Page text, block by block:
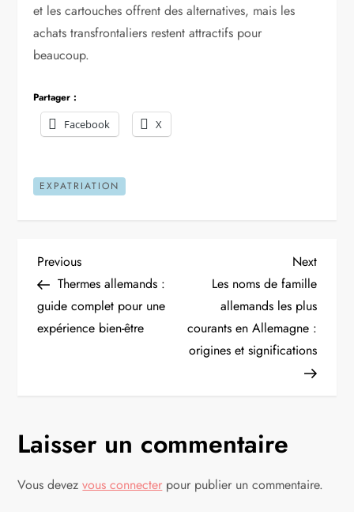
et les cartouches offrent des alternatives, mais les
achats transfrontaliers restent attractifs pour
beaucoup.
Partager :
Facebook
X
EXPATRIATION
N
a
v
a
t
Previous
Post
Previous
Thermes allemands :
guide complet pour une
expérience bien-être
Next
Post
Next
Les noms de famille
allemands les plus
courants en Allemagne :
origines et significations
Laisser un commentaire
Vous devezvous connecter pour publier un commentaire.